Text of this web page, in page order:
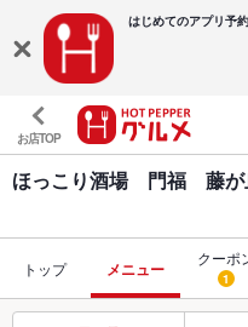
はじめてのアプリ予
お店TOP
ほっこり酒場 門福 藤が
トップ メニュー
クーポ
1